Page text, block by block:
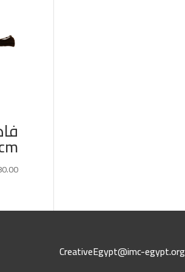
CreativeEgypt@imc-egypt.org